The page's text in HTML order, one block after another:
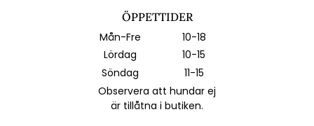
ÖPPETTIDER
Mån-Fre
10-18
Lördag
10-15
Söndag
11-15
Observera att hundar ej
är tillåtna i butiken.